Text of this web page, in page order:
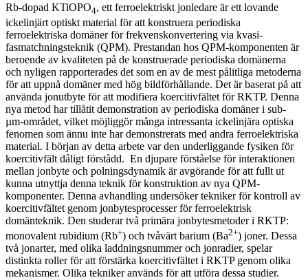
Rb-dopad KTiOPO4, ett ferroelektriskt jonledare är ett lovande
ickelinjärt optiskt material för att konstruera periodiska
ferroelektriska domäner för frekvenskonvertering via kvasi-
fasmatchningsteknik (QPM). Prestandan hos QPM-komponenten är
beroende av kvaliteten på de konstruerade periodiska domänerna
och nyligen rapporterades det som en av de mest pålitliga metoderna
för att uppnå domäner med hög bildförhållande. Det är baserat på att
använda jonutbyte för att modifiera koercitivfältet för RKTP. Denna
nya metod har tillåtit demonstration av periodiska domäner i sub-
µm-området, vilket möjliggör många intressanta ickelinjära optiska
fenomen som ännu inte har demonstrerats med andra ferroelektriska
material. I början av detta arbete var den underliggande fysiken för
koercitivfält dåligt förstådd. En djupare förståelse för interaktionen
mellan jonbyte och polningsdynamik är avgörande för att fullt ut
kunna utnyttja denna teknik för konstruktion av nya QPM-
komponenter. Denna avhandling undersöker tekniker för kontroll av
koercitivfältet genom jonbytesprocesser för ferroelektrisk
domänteknik. Den studerar två primära jonbytesmetoder i RKTP:
monovalent rubidium (Rb+) och tvåvärt barium (Ba2+) joner. Dessa
två jonarter, med olika laddningsnummer och jonradier, spelar
distinkta roller för att förstärka koercitivfältet i RKTP genom olika
mekanismer. Olika tekniker används för att utföra dessa studier.